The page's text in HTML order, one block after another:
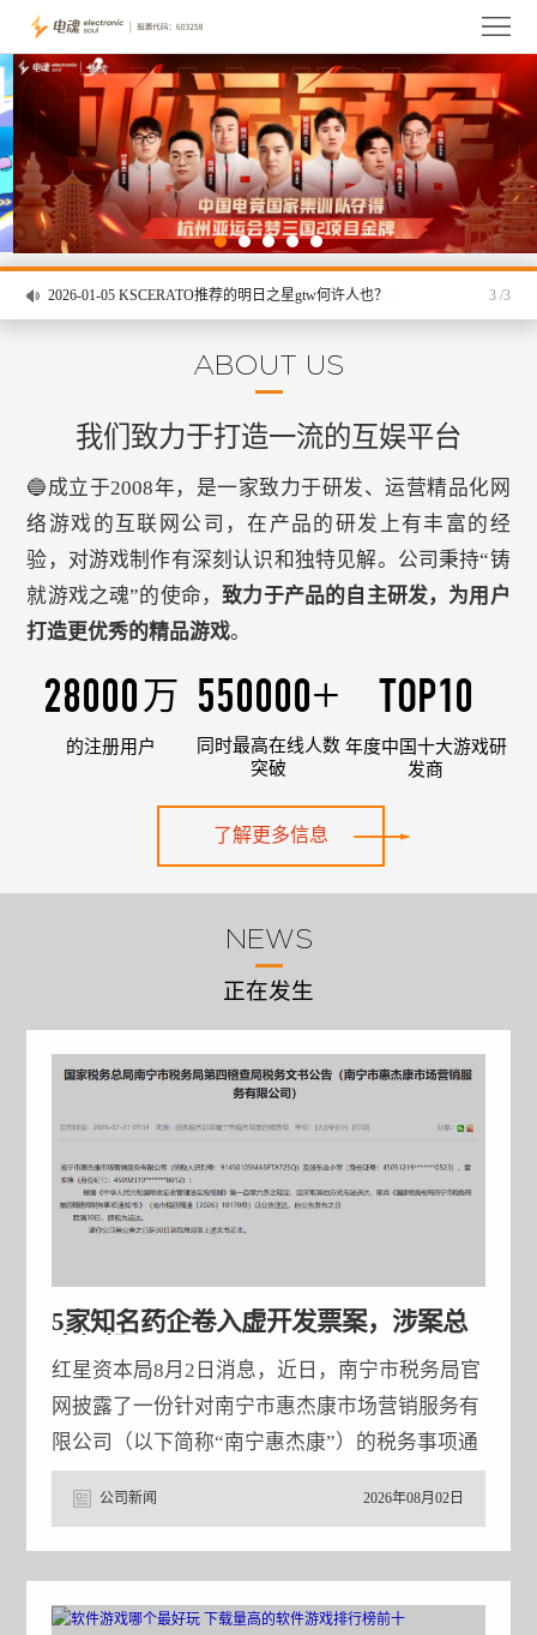
2026-01-05
2026-01-05
2026-01-05KSCERATO推荐的明日之星gtw何许人也？ 3 /3
ABOUT US
我们致力于打造一流的互娱平台
🔵成立于2008年，是一家致力于研发、运营精品化网
络游戏的互联网公司，在产品的研发上有丰富的经
验，对游戏制作有深刻认识和独特见解。公司秉持“铸
就游戏之魂”的使命，致力于产品的自主研发，为用户
打造更优秀的精品游戏。
28000 万
的注册用户
550000+
同时最高在线人数
突破
TOP10
年度中国十大游戏研
发商
了解更多信息
NEWS
正在发生
5家知名药企卷入虚开发票案，涉案总
红星资本局8月2日消息，近日，南宁市税务局官
网披露了一份针对南宁市惠杰康市场营销服务有
限公司（以下简称“南宁惠杰康”）的税务事项通
知书。该通知书显示，南宁惠杰康在没有实际提
供服务的情况下，向下游开具了与实际经营业务
不符的发票，均被定性为虚开。 红星资本局注意
到，共有5家知名药企卷入，涉及上市公司海思
科（002653.SZ）、津药药业（600488.SH）的下
公司新闻 2026年08月02日
页
关
于
产
品
玩
家
投